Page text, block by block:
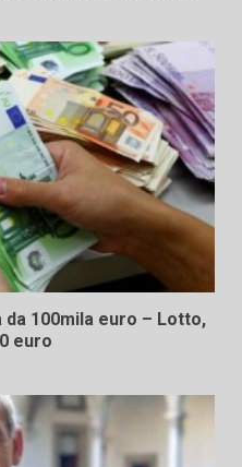
100mila euro – Lotto,
euro